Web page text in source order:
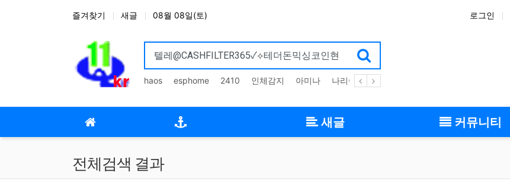
즐겨찾기 새글 08월 08일(토) 로그인
haos esphome 2410 인체감지 아미나 나리야 플러그인
새글 커뮤니티
전체검색 결과